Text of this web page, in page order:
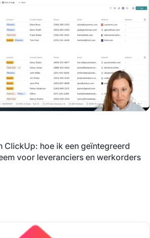
ClickUp: hoe ik een geïntegreerd
voor leveranciers en werkorders